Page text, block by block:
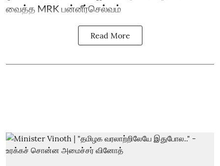
வைத்த MRK பன்னீர்செல்வம்
Read More